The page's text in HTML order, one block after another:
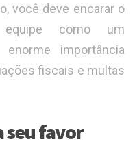
você deve encarar o
como um
importância
fiscais e multas
seu favor